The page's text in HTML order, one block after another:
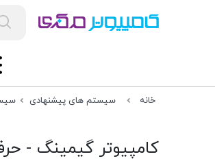
خانه سیستم های پیشنهادی
کامپیوتر گیمینگ -